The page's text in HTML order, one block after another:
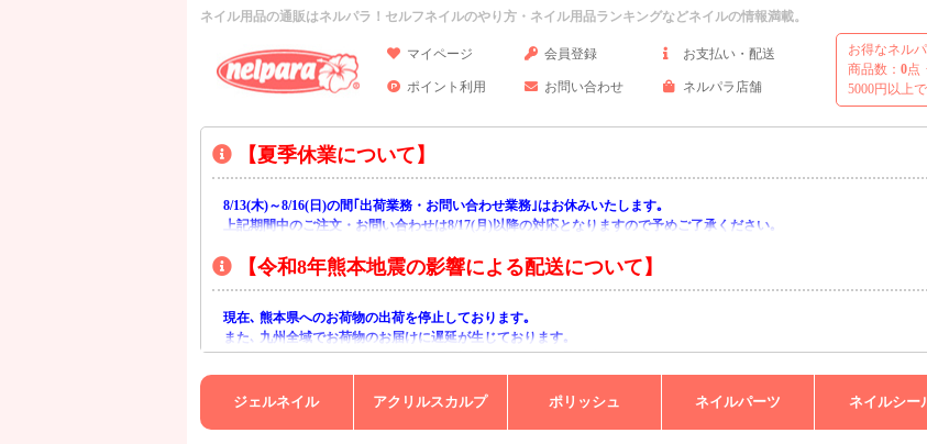
ネイル用品の通販はネルパラ！セルフネイルのやり方・ネイル用品ランキングなどネイルの情報満載。
マイページ 会員登録 お支払い・配送
ポイント利用 お問い合わせ ネルパラ店舗
お得なネル
商品数： 0点
5000円以上
【夏季休業について】
8/13(木)～8/16(日)の間｢出荷業務・お問い合わせ業務｣はお休みいたします｡
上記期間中のご注文・お問い合わせは8/17(月)以降の対応となりますので予めご了承ください｡
【令和8年熊本地震の影響による配送について】
現在､ 熊本県へのお荷物の出荷を停止しております｡
また､ 九州全域でお荷物のお届けに遅延が生じております｡
ご不便をおかけいたしますが､ 何卒ご理解賜りますようお願い申し上げます｡
ジェルネイル アクリルスカルプ ポリッシュ ネイルパーツ ネイルシー